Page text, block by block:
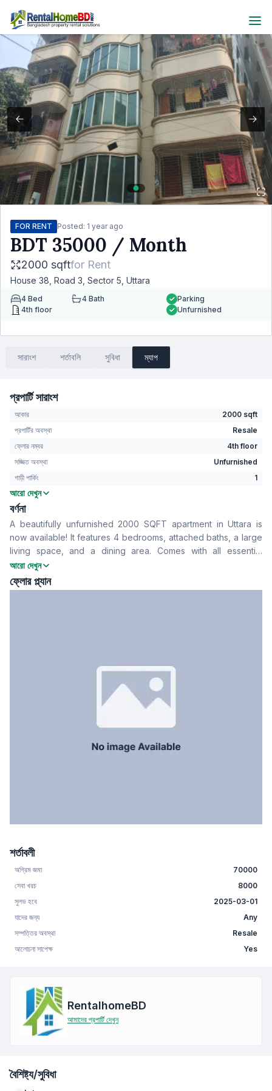
FOR RENT Posted: 1 year ago
BDT 35000 / Month
2000 sqftfor Rent
House 38, Road 3, Sector 5, Uttara
4 Bed 4 Bath
4th floor
Parking
Unfurnished
সারাংশ শর্তাবলি সুবিধা ম্যাপ
প্রপার্টি সারাংশ
আকার
2000 sqft
প্রপার্টির অবস্থা
Resale
ফ্লোর নম্বর
4th floor
সজ্জিত অবস্থা
Unfurnished
গাড়ী পার্কিং
1
বেডরুম
বাথরুম
বসার রুম
No
Drawing Room
Yes
খাবার রুম
Yes
ফ্লোর টাইপ
রান্নাঘর
1
আরো দেখুন
বর্ণনা
A beautifully unfurnished 2000 SQFT apartment in Uttara is
now available! It features 4 bedrooms, attached baths, a large
living space, and a dining area. Comes with all essential
amenities and one car parking. Contact us for more details!
আরো দেখুন
ফ্লোর প্ল্যান
শর্তাবলী
অগ্রিম জমা
70000
সেবা খরচ
8000
সুলভ হবে
2025-03-01
যাদের জন্য
Any
সম্পত্তির অবস্থা
Resale
আলোচনা সাপেক্ষ
Yes
RentalhomeBD
আমাদের প্রপার্টি দেখুন
বৈশিষ্ট্য/সুবিধা